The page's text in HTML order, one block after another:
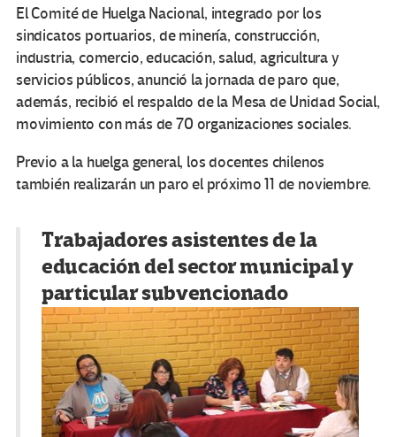
El Comité de Huelga Nacional, integrado por los
sindicatos portuarios, de minería, construcción,
industria, comercio, educación, salud, agricultura y
servicios públicos, anunció la jornada de paro que,
además, recibió el respaldo de la Mesa de Unidad Social,
movimiento con más de 70 organizaciones sociales.
Previo a la huelga general, los docentes chilenos
también realizarán un paro el próximo 11 de noviembre.
Trabajadores asistentes de la
educación del sector municipal y
particular subvencionado